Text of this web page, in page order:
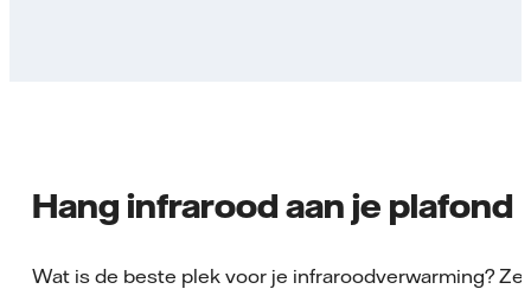
Hang infrarood aan je plafond
Wat is de beste plek voor je infraroodverwarming? Zet